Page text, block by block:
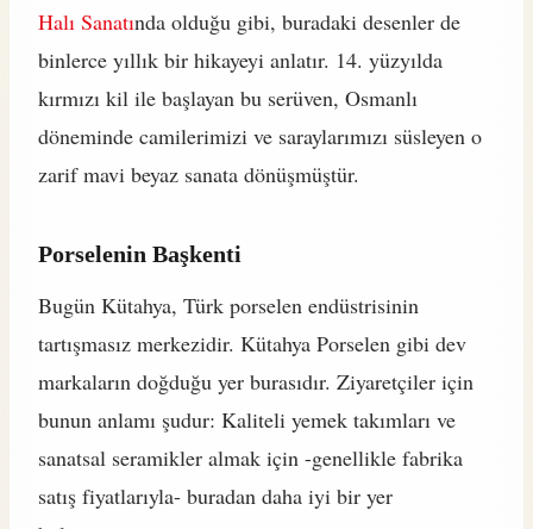
Halı Sanatında olduğu gibi, buradaki desenler de
binlerce yıllık bir hikayeyi anlatır. 14. yüzyılda
kırmızı kil ile başlayan bu serüven, Osmanlı
döneminde camilerimizi ve saraylarımızı süsleyen o
zarif mavi beyaz sanata dönüşmüştür.
Porselenin Başkenti
Bugün Kütahya, Türk porselen endüstrisinin
tartışmasız merkezidir. Kütahya Porselen gibi dev
markaların doğduğu yer burasıdır. Ziyaretçiler için
bunun anlamı şudur: Kaliteli yemek takımları ve
sanatsal seramikler almak için -genellikle fabrika
satış fiyatlarıyla- buradan daha iyi bir yer